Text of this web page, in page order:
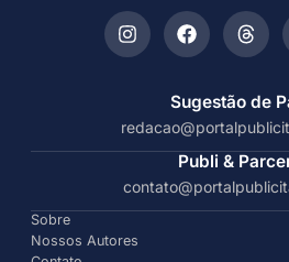
Sugestão de
Publi &
Sobre
Nossos Autores